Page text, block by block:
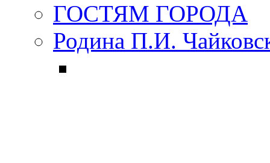
ГОСТЯМ ГОРОДА
Родина П.И.